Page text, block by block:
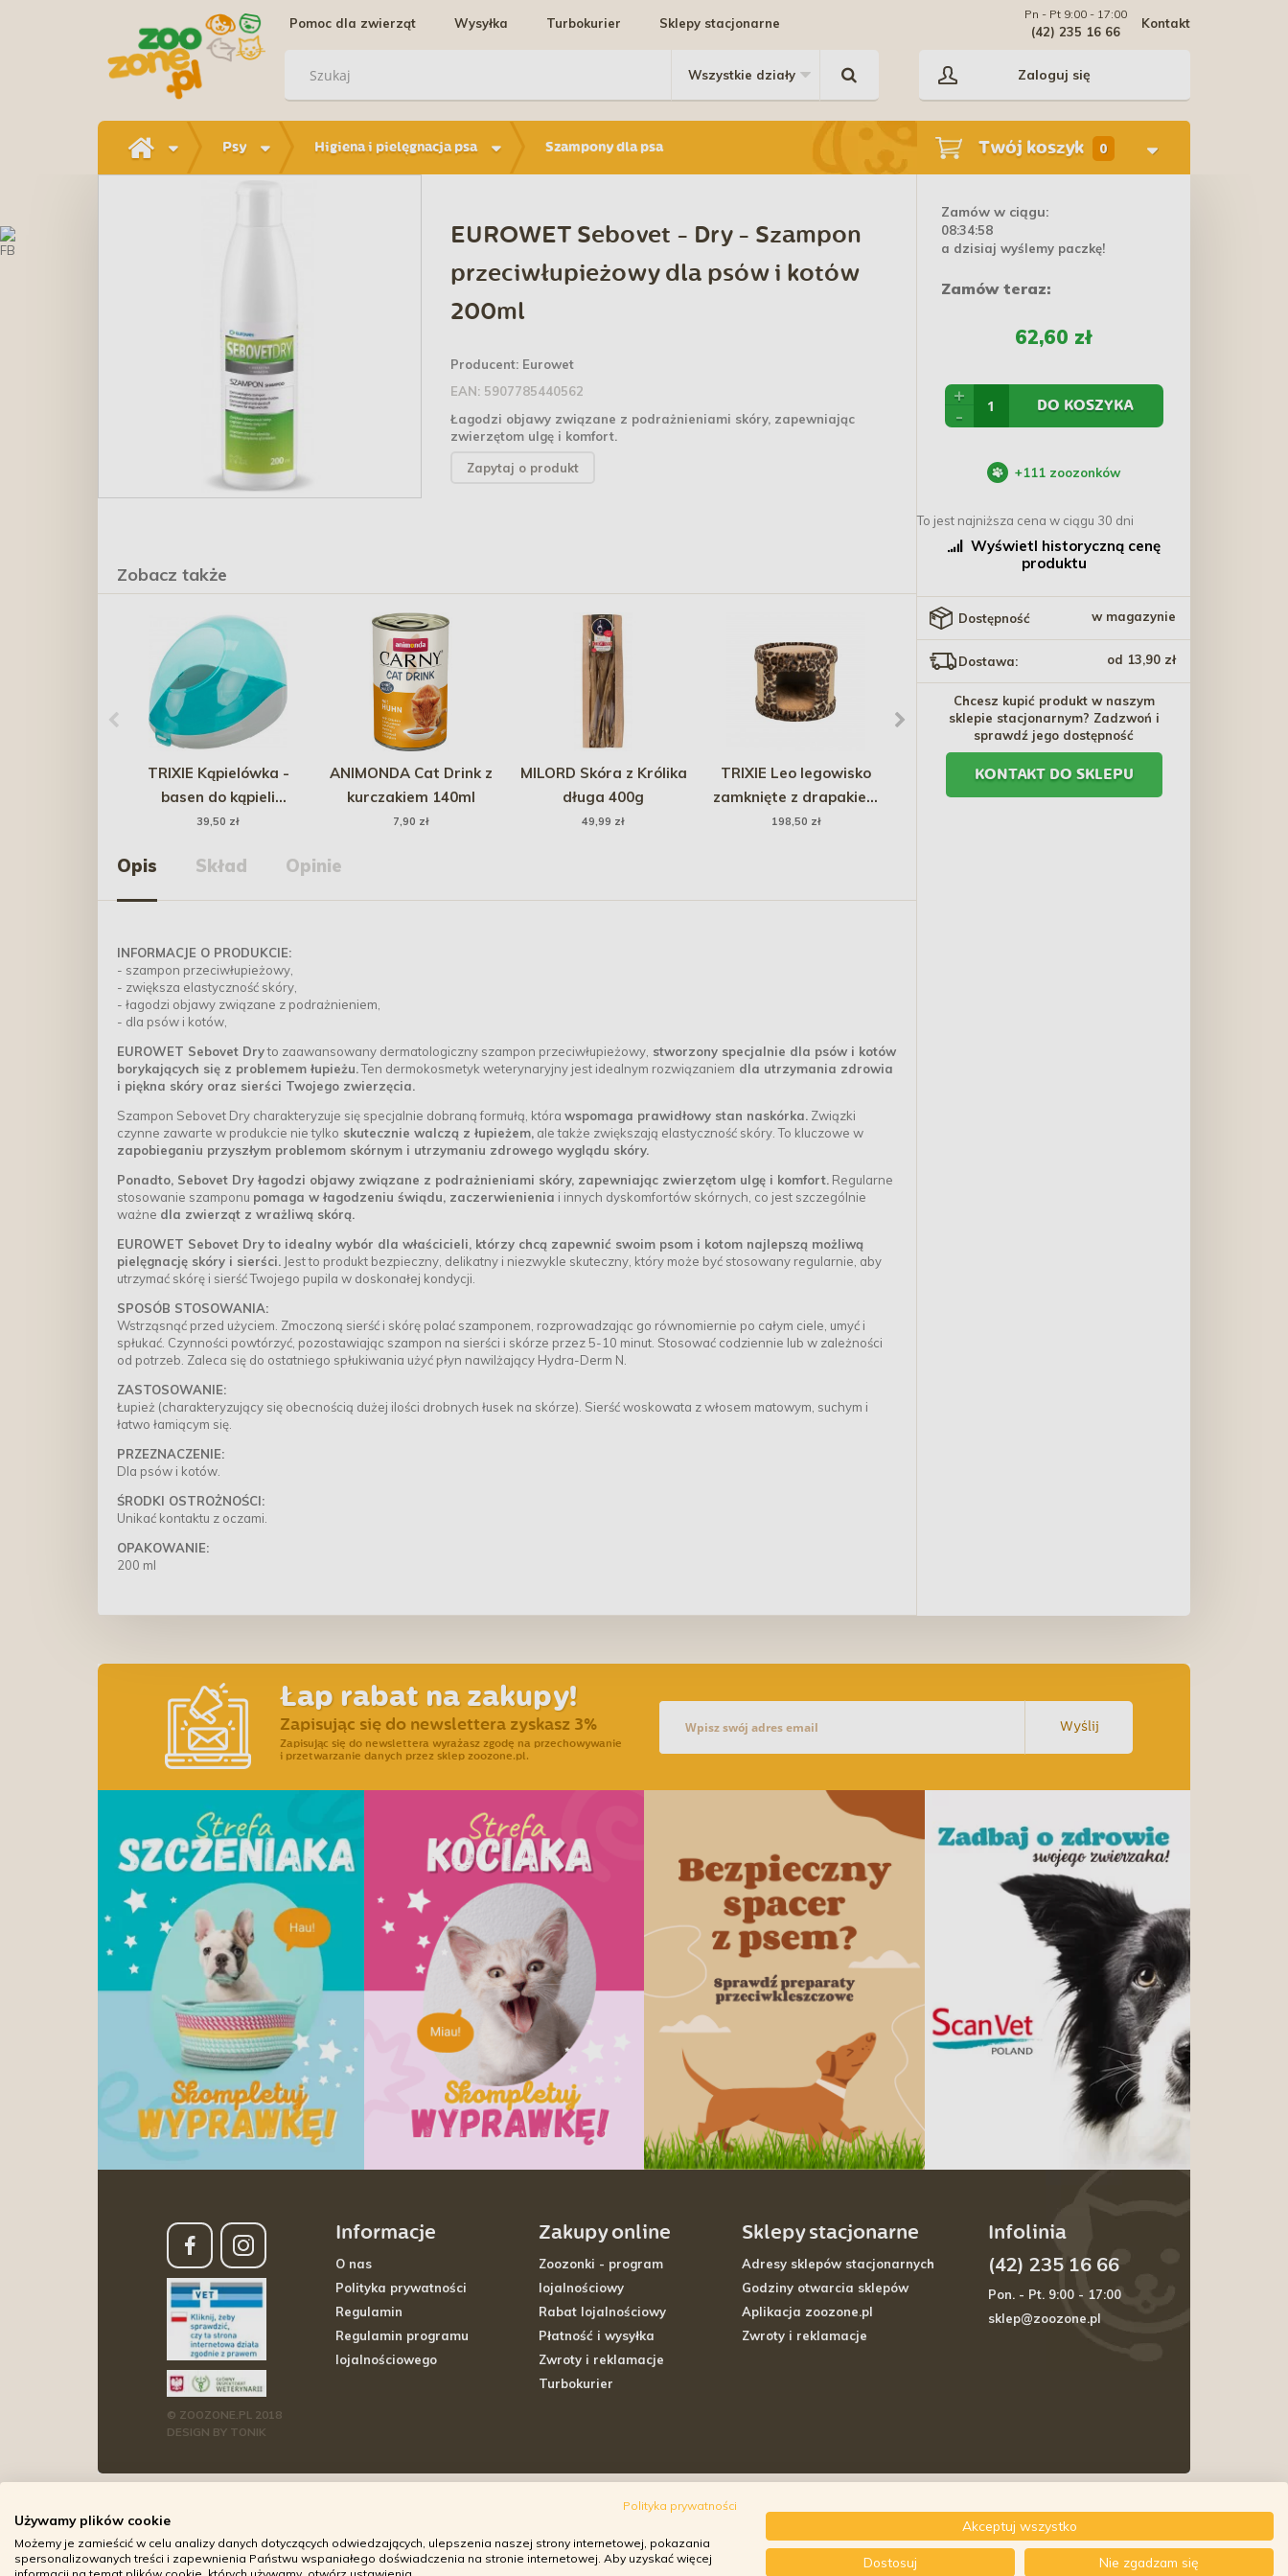
Pomoc dla zwierząt Wysyłka Turbokurier Sklepy stacjonarne Kontakt
Pn - Pt 9:00 - 17:00
(42) 235 16 66
Zaloguj się
Psy Higiena i pielęgnacja psa Szampony dla psa Twój koszyk 0
EUROWET Sebovet - Dry - Szampon
przeciwłupieżowy dla psów i kotów
200ml
Producent: Eurowet
EAN: 5907785440562
Łagodzi objawy związane z podrażnieniami skóry, zapewniając
zwierzętom ulgę i komfort.
Zapytaj o produkt
Zobacz także
TRIXIE Kąpielówka -
basen do kąpieli
piaskowych - szynszyle,
39,50 zł
ANIMONDA Cat Drink z
kurczakiem 140ml
7,90 zł
MILORD Skóra z Królika
długa 400g
49,99 zł
TRIXIE Leo legowisko
zamknięte z drapakiem
dla kota brązowe 38 x
198,50 zł
SCHESIR CAT Tuna fillet
with ham in jelly (puszka)
TRIXIE Piłka miętowa
Opis Skład Opinie
INFORMACJE O PRODUKCIE:
- szampon przeciwłupieżowy,
- zwiększa elastyczność skóry,
- łagodzi objawy związane z podrażnieniem,
- dla psów i kotów,
EUROWET Sebovet Dryto zaawansowany dermatologiczny szampon przeciwłupieżowy, stworzony specjalnie dla psów i kotów
borykających się z problemem łupieżu.Ten dermokosmetyk weterynaryjny jest idealnym rozwiązaniem dla utrzymania zdrowia
i piękna skóry oraz sierści Twojego zwierzęcia.
Szampon Sebovet Dry charakteryzuje się specjalnie dobraną formułą, która wspomaga prawidłowy stan naskórka. Związki
czynne zawarte w produkcie nie tylko skutecznie walczą z łupieżem, ale także zwiększają elastyczność skóry. To kluczowe w
zapobieganiu przyszłym problemom skórnym i utrzymaniu zdrowego wyglądu skóry.
Ponadto, Sebovet Dry łagodzi objawy związane z podrażnieniami skóry, zapewniając zwierzętom ulgę i komfort. Regularne
stosowanie szamponu pomaga w łagodzeniu świądu, zaczerwienienia i innych dyskomfortów skórnych, co jest szczególnie
ważne dla zwierząt z wrażliwą skórą.
EUROWET Sebovet Dry to idealny wybór dla właścicieli, którzy chcą zapewnić swoim psom i kotom najlepszą możliwą
pielęgnację skóry i sierści. Jest to produkt bezpieczny, delikatny i niezwykle skuteczny, który może być stosowany regularnie, aby
utrzymać skórę i sierść Twojego pupila w doskonałej kondycji.
SPOSÓB STOSOWANIA:
Wstrząsnąć przed użyciem. Zmoczoną sierść i skórę polać szamponem, rozprowadzając go równomiernie po całym ciele, umyć i
spłukać. Czynności powtórzyć, pozostawiając szampon na sierści i skórze przez 5-10 minut. Stosować codziennie lub w zależności
od potrzeb. Zaleca się do ostatniego spłukiwania użyć płyn nawilżający Hydra-Derm N.
ZASTOSOWANIE:
Łupież (charakteryzujący się obecnością dużej ilości drobnych łusek na skórze). Sierść woskowata z włosem matowym, suchym i
łatwo łamiącym się.
PRZEZNACZENIE:
Dla psów i kotów.
ŚRODKI OSTROŻNOŚCI:
Unikać kontaktu z oczami.
OPAKOWANIE:
200 ml
Zamów w ciągu:
08:34:57
a dzisiaj wyślemy paczkę!
Zamów teraz:
62,60 zł
+
-
DO KOSZYKA
+111 zoozonków
To jest najniższa cena w ciągu 30 dni
Wyświetl historyczną cenę
produktu
Dostępność w magazynie
Dostawa: od 13,90 zł
Chcesz kupić produkt w naszym
sklepie stacjonarnym? Zadzwoń i
sprawdź jego dostępność
KONTAKT DO SKLEPU
Łap rabat na zakupy!
Zapisując się do newslettera zyskasz 3%
Zapisując się do newslettera wyrażasz zgodę na przechowywanie
i przetwarzanie danych przez sklep zoozone.pl.
Wyślij
© ZOOZONE.PL 2018
DESIGN BY TONIK
Informacje
O nas
Polityka prywatności
Regulamin
Regulamin programu
lojalnościowego
Zakupy online
Zoozonki - program
lojalnościowy
Rabat lojalnościowy
Płatność i wysyłka
Zwroty i reklamacje
Turbokurier
Sklepy stacjonarne
Adresy sklepów stacjonarnych
Godziny otwarcia sklepów
Aplikacja zoozone.pl
Zwroty i reklamacje
Infolinia
(42) 235 16 66
Pon. - Pt. 9:00 - 17:00
sklep@zoozone.pl
Polityka prywatności
Używamy plików cookie
Możemy je zamieścić w celu analizy danych dotyczących odwiedzających, ulepszenia naszej strony internetowej, pokazania
spersonalizowanych treści i zapewnienia Państwu wspaniałego doświadczenia na stronie internetowej. Aby uzyskać więcej
Akceptuj wszystko
Dostosuj Nie zgadzam się